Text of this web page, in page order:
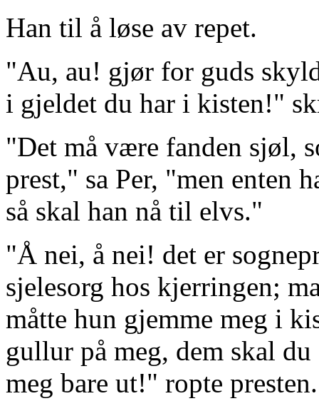
Han til å løse av repet.
"Au, au! gjør for guds
i gjeldet du har i kisten!"
"Det må være fanden sjøl,
prest," sa Per, "men enten
så skal han nå til elvs."
"Å nei, å nei! det er
sjelesorg hos kjerringen;
måtte hun gjemme meg i
gullur på meg, dem skal
meg bare ut!" ropte presten.